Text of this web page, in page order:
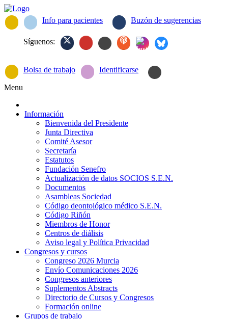
Info para pacientes Buzón de sugerencias
Síguenos:
Bolsa de trabajo Identificarse
Menu
Información
Bienvenida del Presidente
Junta Directiva
Comité Asesor
Secretaría
Estatutos
Fundación Senefro
Actualización de datos SOCIOS S.E.N.
Documentos
Asambleas Sociedad
Código deontológico médico S.E.N.
Código Riñón
Miembros de Honor
Centros de diálisis
Aviso legal y Política Privacidad
Congresos y cursos
Congreso 2026 Murcia
Envío Comunicaciones 2026
Congresos anteriores
Suplementos Abstracts
Directorio de Cursos y Congresos
Formación online
Grupos de trabajo